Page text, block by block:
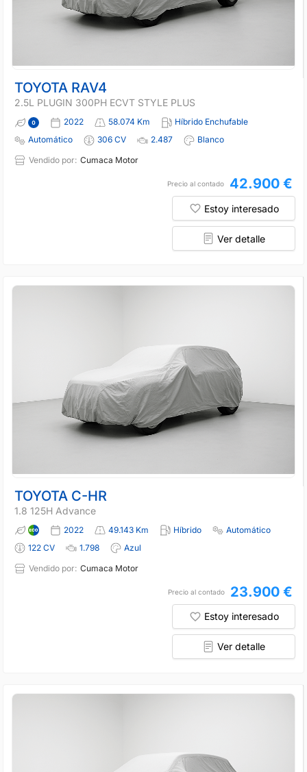
TOYOTA RAV4
2.5L PLUGIN 300PH ECVT STYLE PLUS
2022 58.074 Km
Híbrido Enchufable
Automático
306 CV 2.487
Blanco
Vendido por: Cumaca Motor
Precio al contado 42.900 €
Estoy interesado
Ver detalle
TOYOTA C-HR
1.8 125H Advance
2022 49.143 Km Híbrido
Automático
122 CV
1.798
Azul
Vendido por: Cumaca Motor
Precio al contado 23.900 €
Estoy interesado
Ver detalle